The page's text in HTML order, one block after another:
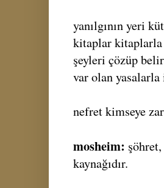
yanılgının yeri
kitaplar kitaplarla
şeyleri çözüp
var olan
nefret kimseye
mosheim:
kaynağıdır.